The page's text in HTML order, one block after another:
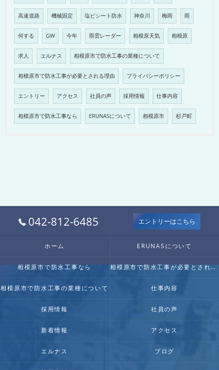
高速道路 機械固定 塩ビシート防水 神奈川 梅雨 雨
何する GW 今年 雨雲レーダー 相模原天気 相模原
求人 エルナス 相模原市で防水工事の業種について
相模原市で防水工事が必要とされる理由 プライバシーポリシー
エントリー アクセス 社員の声 採用情報 仕事内容
相模原市で防水工事なら ERUNASについて 相模原市 杉戸町
042-812-6485 エントリーはこちら
ホーム ERUNASについて
相模原市で防水工事なら 相模原市で防水工事が必要とされる理由
相模原市で防水工事の業種について 仕事内容
採用情報 社員の声
新着情報 アクセス
エルナス ブログ